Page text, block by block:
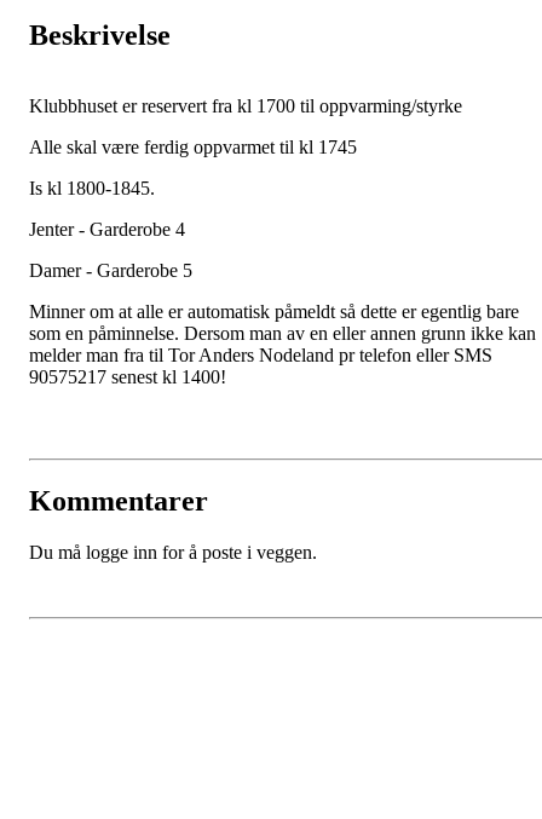
Beskrivelse
Klubbhuset er reservert fra kl 1700 til oppvarming/styrke
Alle skal være ferdig oppvarmet til kl 1745
Is kl 1800-1845.
Jenter - Garderobe 4
Damer - Garderobe 5
Minner om at alle er automatisk påmeldt så dette er egentlig bare
som en påminnelse. Dersom man av en eller annen grunn ikke kan
melder man fra til Tor Anders Nodeland pr telefon eller SMS
90575217 senest kl 1400!
Kommentarer
Du må logge inn for å poste i veggen.